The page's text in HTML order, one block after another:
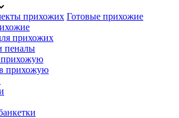
прихожих Готовые прихожие
прихожих
прихожую